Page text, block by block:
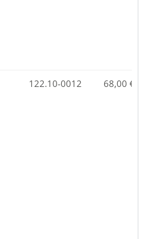
122.10-0012 68,00 €